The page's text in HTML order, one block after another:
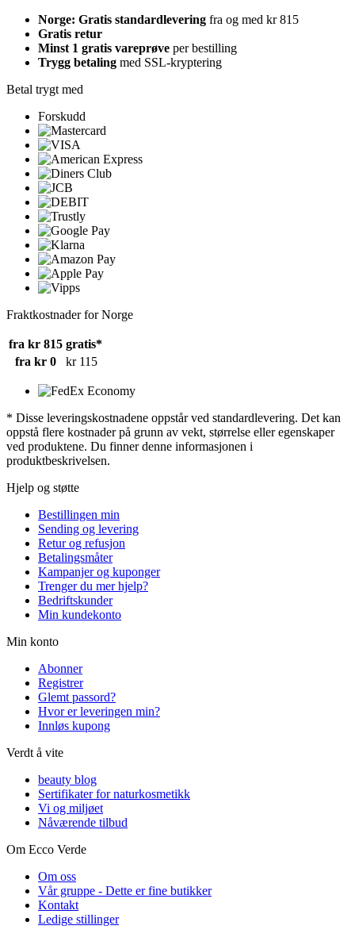
Norge: Gratis standardlevering fra og med kr 815
Gratis retur
Minst 1 gratis vareprøve per bestilling
Trygg betaling med SSL-kryptering
Betal trygt med
Forskudd
Fraktkostnader for Norge
fra kr 815 gratis*
fra kr 0
kr 115
* Disse leveringskostnadene oppstår ved standardlevering. Det kan
oppstå flere kostnader på grunn av vekt, størrelse eller egenskaper
ved produktene. Du finner denne informasjonen i
produktbeskrivelsen.
Hjelp og støtte
Bestillingen min
Sending og levering
Retur og refusjon
Betalingsmåter
Kampanjer og kuponger
Trenger du mer hjelp?
Bedriftskunder
Min kundekonto
Min konto
Abonner
Registrer
Glemt passord?
Hvor er leveringen min?
Innløs kupong
Verdt å vite
beauty blog
Sertifikater for naturkosmetikk
Vi og miljøet
Nåværende tilbud
Om Ecco Verde
Om oss
Vår gruppe - Dette er fine butikker
Kontakt
Ledige stillinger